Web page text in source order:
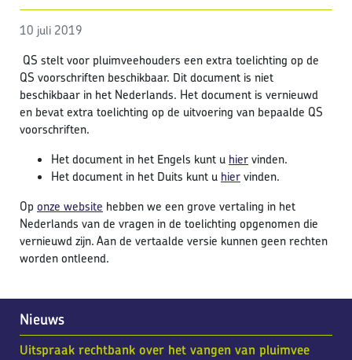
Nieuws
Uitspraak rechtbank over het vangen van pluimvee
10 juli 2019
QS stelt voor pluimveehouders een extra toelichting op de
QS voorschriften beschikbaar. Dit document is niet
beschikbaar in het Nederlands. Het document is vernieuwd
en bevat extra toelichting op de uitvoering van bepaalde QS
voorschriften.
Het document in het Engels kunt u hiervinden.
Het document in het Duits kunt u hiervinden.
Op onze website hebben we een grove vertaling in het
Nederlands van de vragen in de toelichting opgenomen die
vernieuwd zijn. Aan de vertaalde versie kunnen geen rechten
worden ontleend.